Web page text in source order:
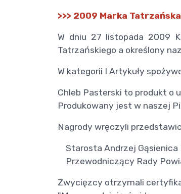
>>> 2009 Marka
W dniu 27 listopada 2009
Tatrzańskiego a określony
W kategorii I Artykuły
Chleb Pasterski to produkt o
Produkowany jest w naszej
Nagrody wręczyli
Starosta Andrzej Gąsienica
Przewodniczący Rady
Zwycięzcy otrzymali